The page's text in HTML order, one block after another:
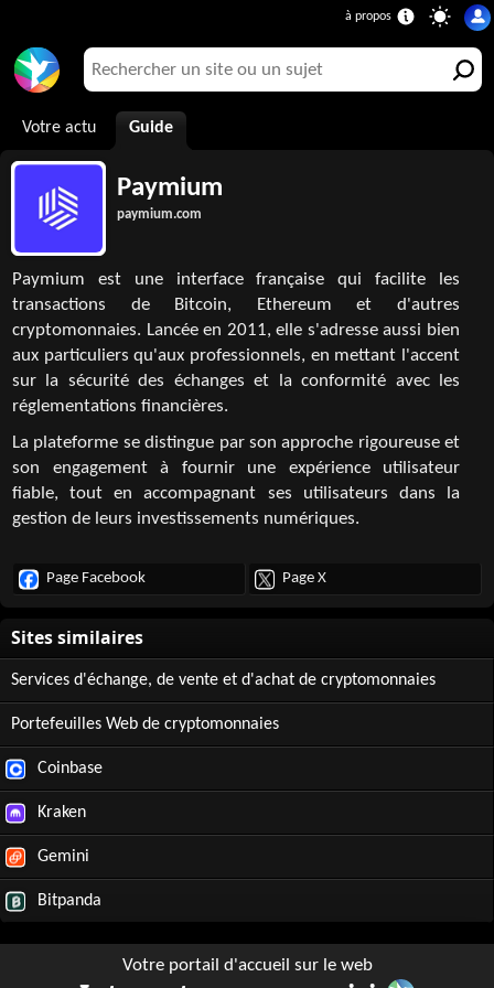
Votre actu Guide
Paymium
paymium.com
Paymium est une interface française qui facilite les
transactions de Bitcoin, Ethereum et d'autres
cryptomonnaies. Lancée en 2011, elle s'adresse aussi bien
aux particuliers qu'aux professionnels, en mettant l'accent
sur la sécurité des échanges et la conformité avec les
réglementations financières.
La plateforme se distingue par son approche rigoureuse et
son engagement à fournir une expérience utilisateur
fiable, tout en accompagnant ses utilisateurs dans la
gestion de leurs investissements numériques.
Page Facebook Page X
Services d'échange, de vente et d'achat de cryptomonnaies
Portefeuilles Web de cryptomonnaies
Coinbase
Kraken
Gemini
Bitpanda
Votre portail d'accueil sur le web